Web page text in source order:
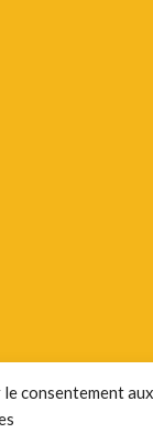
consentement aux